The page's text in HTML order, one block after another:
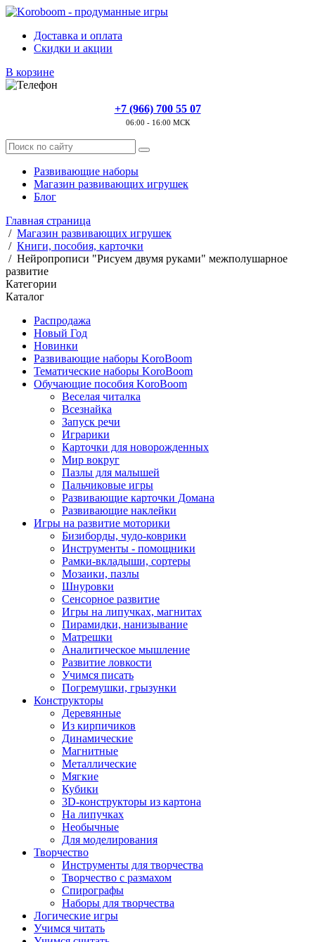
Доставка и оплата
Скидки и акции
В корзине
+7 (966) 700 55 07
06:00 - 16:00 МСК
Развивающие наборы
Магазин развивающих игрушек
Блог
Главная страница
/ Магазин развивающих игрушек
/ Книги, пособия, карточки
/ Нейропрописи "Рисуем двумя руками" межполушарное
развитие
Категории
Каталог
Распродажа
Новый Год
Новинки
Развивающие наборы KoroBoom
Тематические наборы KoroBoom
Обучающие пособия KoroBoom
Веселая читалка
Всезнайка
Запуск речи
Играрики
Карточки для новорожденных
Мир вокруг
Пазлы для малышей
Пальчиковые игры
Развивающие карточки Домана
Развивающие наклейки
Игры на развитие моторики
Бизиборды, чудо-коврики
Инструменты - помощники
Рамки-вкладыши, сортеры
Мозаики, пазлы
Шнуровки
Сенсорное развитие
Игры на липучках, магнитах
Пирамидки, нанизывание
Матрешки
Аналитическое мышление
Развитие ловкости
Учимся писать
Погремушки, грызунки
Конструкторы
Деревянные
Из кирпичиков
Динамические
Магнитные
Металлические
Мягкие
Кубики
3D-конструкторы из картона
На липучках
Необычные
Для моделирования
Творчество
Инструменты для творчества
Творчество с размахом
Спирографы
Наборы для творчества
Логические игры
Учимся читать